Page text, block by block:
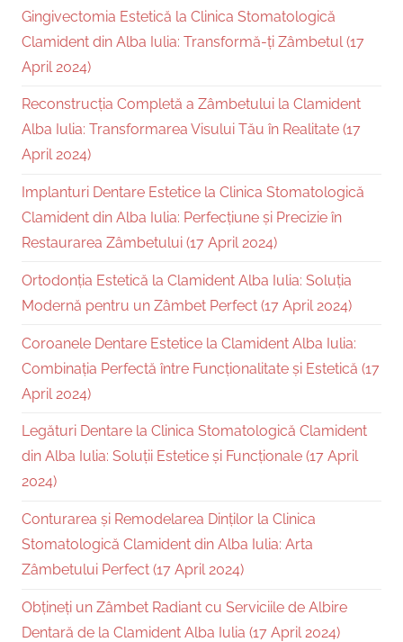
Gingivectomia Estetică la Clinica Stomatologică
Clamident din Alba Iulia: Transformă-ți Zâmbetul (17
April 2024)
Reconstrucția Completă a Zâmbetului la Clamident
Alba Iulia: Transformarea Visului Tău în Realitate (17
April 2024)
Implanturi Dentare Estetice la Clinica Stomatologică
Clamident din Alba Iulia: Perfecțiune și Precizie în
Restaurarea Zâmbetului (17 April 2024)
Ortodonția Estetică la Clamident Alba Iulia: Soluția
Modernă pentru un Zâmbet Perfect (17 April 2024)
Coroanele Dentare Estetice la Clamident Alba Iulia:
Combinația Perfectă între Funcționalitate și Estetică (17
April 2024)
Legături Dentare la Clinica Stomatologică Clamident
din Alba Iulia: Soluții Estetice și Funcționale (17 April
2024)
Conturarea și Remodelarea Dinților la Clinica
Stomatologică Clamident din Alba Iulia: Arta
Zâmbetului Perfect (17 April 2024)
Obțineți un Zâmbet Radiant cu Serviciile de Albire
Dentară de la Clamident Alba Iulia (17 April 2024)